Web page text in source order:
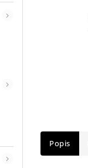
Popis